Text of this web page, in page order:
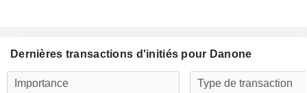
Dernières transactions d'initiés pour Danone
Importance
Type de transaction